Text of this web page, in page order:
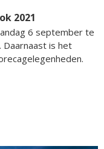
2021
6 september te
is het